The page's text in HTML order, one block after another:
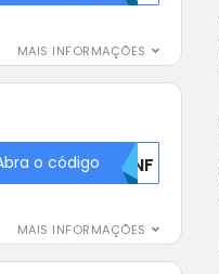
MAIS INFORMAÇÕES
MAIS INFORMAÇÕES
o código Q1NF